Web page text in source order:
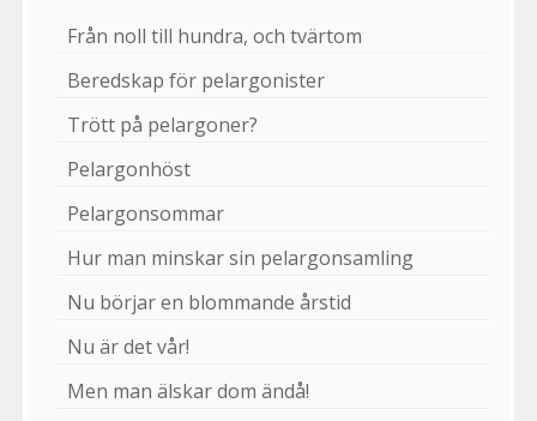
Från noll till hundra, och tvärtom
Beredskap för pelargonister
Trött på pelargoner?
Pelargonhöst
Pelargonsommar
Hur man minskar sin pelargonsamling
Nu börjar en blommande årstid
Nu är det vår!
Men man älskar dom ändå!